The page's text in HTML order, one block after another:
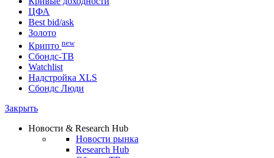
Портфель
Консенсусы
Поиск облигаций (ИИ)
Кривые доходности
ЦФА
Best bid/ask
Золото
Криптоnew
Сбондс-ТВ
Надстройка XLS
Сбондс Люди